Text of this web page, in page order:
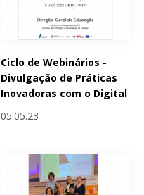
Ciclo de Webinários -
Divulgação de Práticas
Inovadoras com o Digital
05.05.23